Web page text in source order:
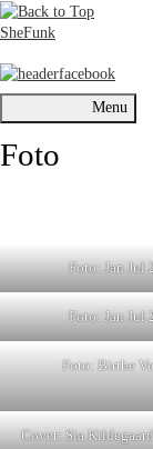
SheFunk
Menu
Foto
Foto: Jan Jul
Foto: Jan Jul
Foto: Birthe
Cover: Sia